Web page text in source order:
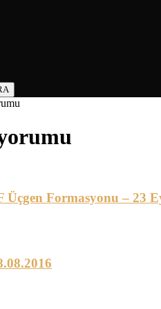
Formasyonu – 23